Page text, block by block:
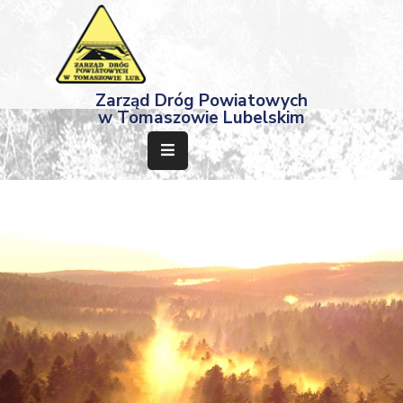
Zarząd Dróg Powiatowych
w Tomaszowie Lubelskim
Strona
Aktualności
Przetargi
Deklaracja
Dostępności
Kontakt